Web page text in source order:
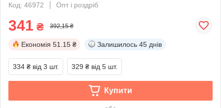
Код: 46972
Опт і роздріб
341 ₴ 392,15 ₴
Економія 51.15 ₴ Залишилось 45 днів
334 ₴ від 3 шт. 329 ₴ від 5 шт.
Купити